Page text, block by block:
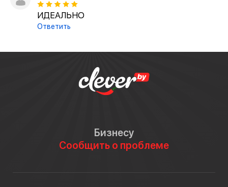
ИДЕАЛЬНО
Ответить
Бизнесу
Сообщить о проблеме